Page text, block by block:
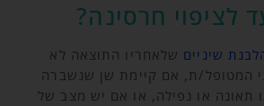
לציפוי חרסינה?
שיניים שלאחריו התוצאה לא
המטופל/ת, אם קיימת שן שנשברה
תאונה או נפילה, או אם יש מצב של